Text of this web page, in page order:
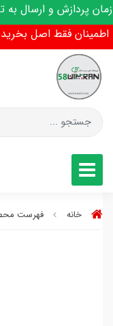
و ارسال به
فقط اصل بخرید ... میدونستید گارانتی
خانه فهرست